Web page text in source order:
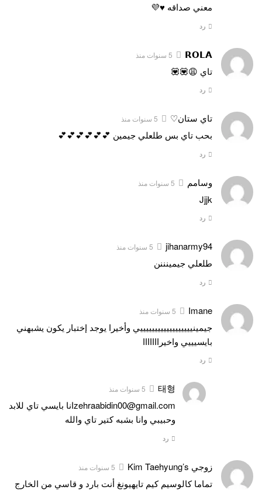
معني صداقه ♥💜
رد
𝗥𝗢𝗟𝗔 5 سنوات منذ
تاي 😩💟💟
رد
تاي ستان♡ 5 سنوات منذ
بحب تاي بس طلعلي جيمين 💕💕💕💕💕💕
رد
وسامم 5 سنوات منذ
Jjjk
رد
jihanarmy94 5 سنوات منذ
طلعلي جيمينننن
رد
Imane 5 سنوات منذ
جيمينييييييييييييييييييي وأخيرا يوجد إختبار يكون يشبهني
بايسيييي واخيرااااااا
رد
태형 5 سنوات منذ
zehraabidin00@gmail.comانا بايسي تاي للابد
وحبيبي وانا بشبه كتير تاي والله
رد
زوجي Kim Taehyung’s 5 سنوات منذ
تماما كالوسيم كيم تايهيونغ أنت بارد و قاسي من الخارج